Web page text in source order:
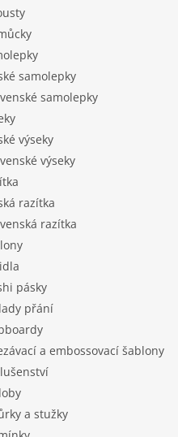
samolepky
samolepky
výseky
výseky
razítka
razítka
pásky
přání
a embossovací šablony
a stužky